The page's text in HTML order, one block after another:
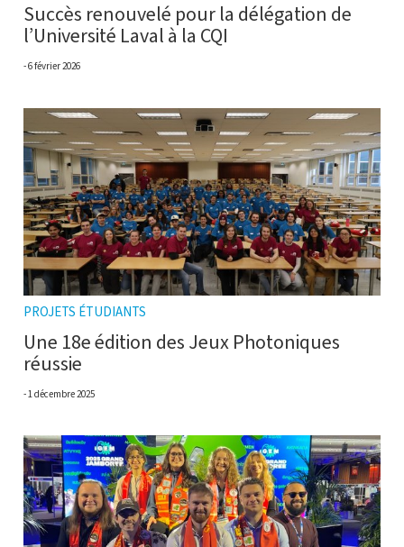
Succès renouvelé pour la délégation de
l’Université Laval à la CQI
6 février 2026
PROJETS ÉTUDIANTS
Une 18e édition des Jeux Photoniques
réussie
1 décembre 2025